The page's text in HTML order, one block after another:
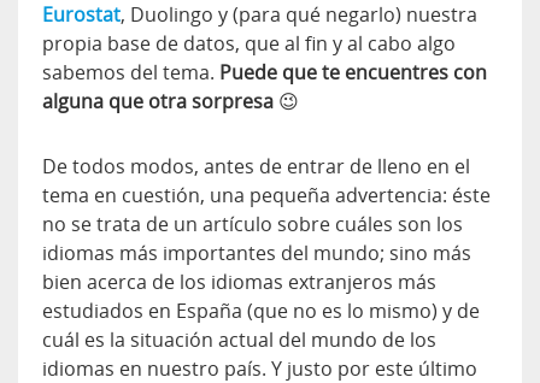
Eurostat, Duolingo y (para qué negarlo) nuestra
propia base de datos, que al fin y al cabo algo
sabemos del tema. Puede que te encuentres con
alguna que otra sorpresa 😉
De todos modos, antes de entrar de lleno en el
tema en cuestión, una pequeña advertencia: éste
no se trata de un artículo sobre cuáles son los
idiomas más importantes del mundo; sino más
bien acerca de los idiomas extranjeros más
estudiados en España (que no es lo mismo) y de
cuál es la situación actual del mundo de los
idiomas en nuestro país. Y justo por este último